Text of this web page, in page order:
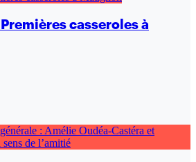
casseroles à